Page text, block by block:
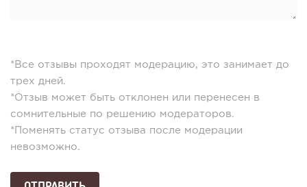
*Все отзывы проходят модерацию, это занимает до
трех дней.
*Отзыв может быть отклонен или перенесен в
сомнительные по решению модераторов.
*Поменять статус отзыва после модерации
невозможно.